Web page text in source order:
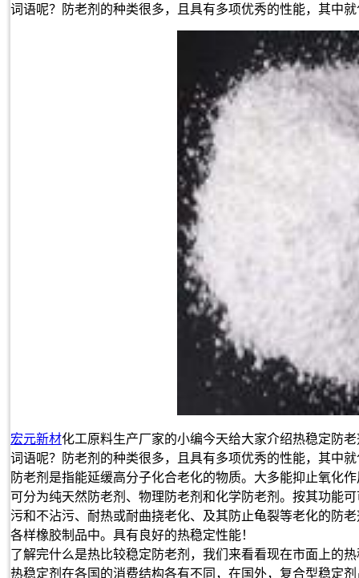
词语呢？防老剂的种类很多，且具有多项优秀的性能，其中
宏元新材化工原料生产厂家的小编今天给大家介绍热稳定防
词语呢？防老剂的种类很多，且具有多项优秀的性能，其中
防老剂是指能延缓高分子化合老化的物质。大多能抑止氧化
可分为纯天然防老剂、物理防老剂和化学防老剂。按其功能
污和不沾污、耐热或耐曲挠老化、及其防止龟裂等老化的防
各样橡胶制品中。具有良好的热稳定性能！
了解完什么是热比较稳定防老剂，我们来看看现在市面上的
热稳定剂在各国的消费结构各有不同，在国外，复合型稳定